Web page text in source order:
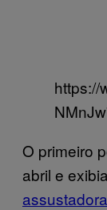
https://
O primeiro
abril e
assustadora